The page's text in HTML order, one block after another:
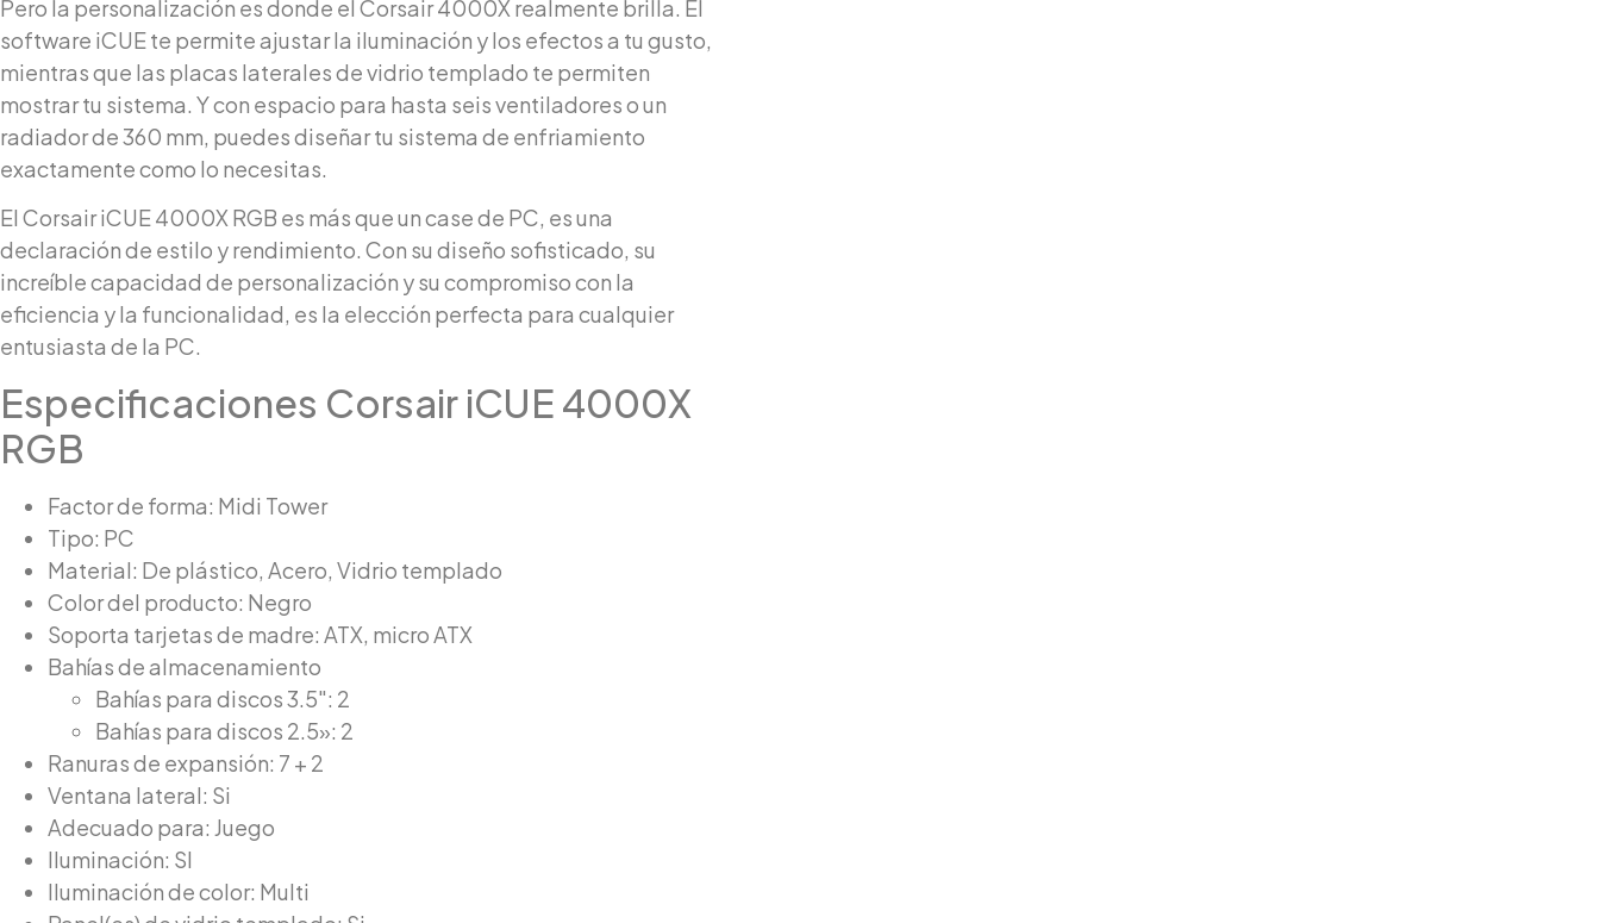
Pero la personalización es donde el Corsair 4000X realmente brilla. El
software iCUE te permite ajustar la iluminación y los efectos a tu gusto,
mientras que las placas laterales de vidrio templado te permiten
mostrar tu sistema. Y con espacio para hasta seis ventiladores o un
radiador de 360 mm, puedes diseñar tu sistema de enfriamiento
exactamente como lo necesitas.
El Corsair iCUE 4000X RGB es más que un case de PC, es una
declaración de estilo y rendimiento. Con su diseño sofisticado, su
increíble capacidad de personalización y su compromiso con la
eficiencia y la funcionalidad, es la elección perfecta para cualquier
entusiasta de la PC.
Especificaciones Corsair iCUE 4000X
RGB
Factor de forma: Midi Tower
Tipo: PC
Material: De plástico, Acero, Vidrio templado
Color del producto: Negro
Soporta tarjetas de madre: ATX, micro ATX
Bahías de almacenamiento
Bahías para discos 3.5″: 2
Bahías para discos 2.5»: 2
Ranuras de expansión: 7 + 2
Ventana lateral: Si
Adecuado para: Juego
Iluminación: SI
Iluminación de color: Multi